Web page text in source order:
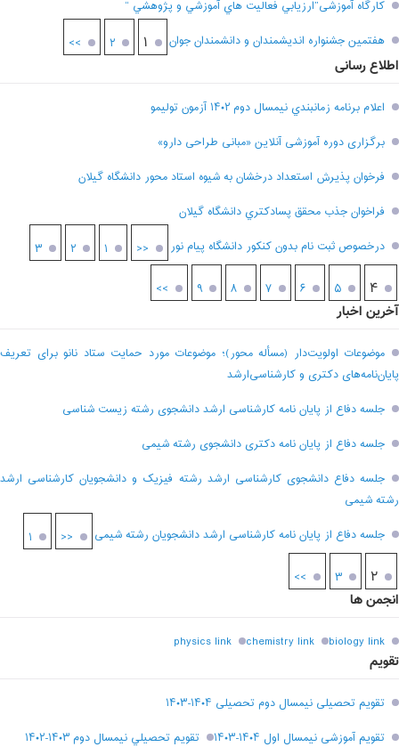
کارگاه آموزشی”ارزيابي فعاليت هاي آموزشي و پژوهشي “
هفتمين جشنواره انديشمندان و دانشمندان جوان
۱ ۲ >>
اطلاع رسانی
اعلام برنامه زمانبندي نيمسال دوم ۱۴۰۲ آزمون توليمو
برگزاری دوره آموزشی آنلاین «مبانی طراحی دارو»
فرخوان پذيرش استعداد درخشان به شيوه استاد محور دانشگاه گيلان
فراخوان جذب محقق پسادکتري دانشگاه گيلان
درخصوص ثبت نام بدون کنکور دانشگاه پیام نور
<< ۱ ۲ ۳
۴ ۵ ۶ ۷ ۸ ۹ >>
آخرین اخبار
موضوعات اولویت‌دار (مسأله محور)؛ موضوعات مورد حمایت ستاد نانو برای تعریف
پایان‌نامه‌های دکتری و کارشناسی‌ارشد
جلسه دفاع از پایان نامه کارشناسی ارشد دانشجوی رشته زیست شناسی
جلسه دفاع از پایان نامه دکتری دانشجوی رشته شیمی
جلسه دفاع دانشجوی کارشناسی ارشد رشته فیزیک و دانشجویان کارشناسی ارشد
رشته شیمی
جلسه دفاع از پایان نامه کارشناسی ارشد دانشجویان رشته شیمی
<< ۱
۲ ۳ >>
انجمن ها
biology link
chemistry link
physics link
تقویم
تقویم تحصیلی نیمسال دوم تحصیلی ۱۴۰۴-۱۴۰۳
تقویم آموزشی نیمسال اول ۱۴۰۴-۱۴۰۳
تقويم تحصيلي نيمسال دوم ۱۴۰۳-۱۴۰۲